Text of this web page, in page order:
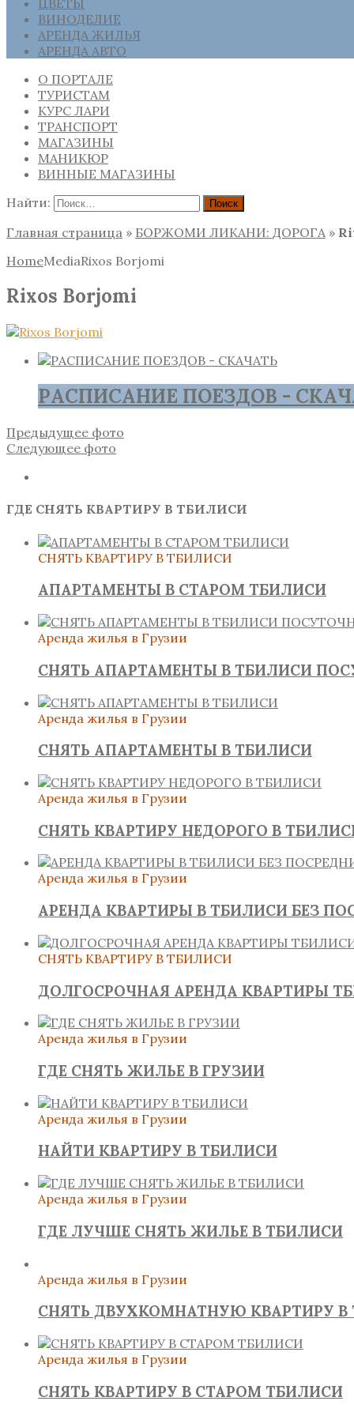
ВИНОДЕЛИЕ
АРЕНДА ЖИЛЬЯ
АРЕНДА АВТО
О ПОРТАЛЕ
ТУРИСТАМ
КУРС ЛАРИ
ТРАНСПОРТ
МАГАЗИНЫ
МАНИКЮР
ВИННЫЕ МАГАЗИНЫ
Найти:
Главная страница » БОРЖОМИ ЛИКАНИ: ДОРОГА »
HomeMediaRixos Borjomi
Rixos Borjomi
РАСПИСАНИЕ ПОЕЗДОВ -
Предыдущее фото
Следующее фото
ГДЕ СНЯТЬ КВАРТИРУ В ТБИЛИСИ
СНЯТЬ КВАРТИРУ В ТБИЛИСИ
АПАРТАМЕНТЫ В СТАРОМ ТБИЛИСИ
Аренда жилья в Грузии
СНЯТЬ АПАРТАМЕНТЫ В ТБИЛИСИ
Аренда жилья в Грузии
СНЯТЬ АПАРТАМЕНТЫ В ТБИЛИСИ
Аренда жилья в Грузии
СНЯТЬ КВАРТИРУ НЕДОРОГО В
Аренда жилья в Грузии
АРЕНДА КВАРТИРЫ В ТБИЛИСИ БЕЗ
СНЯТЬ КВАРТИРУ В ТБИЛИСИ
ДОЛГОСРОЧНАЯ АРЕНДА КВАРТИРЫ
Аренда жилья в Грузии
ГДЕ СНЯТЬ ЖИЛЬЕ В ГРУЗИИ
Аренда жилья в Грузии
НАЙТИ КВАРТИРУ В ТБИЛИСИ
Аренда жилья в Грузии
ГДЕ ЛУЧШЕ СНЯТЬ ЖИЛЬЕ В ТБИЛИСИ
Аренда жилья в Грузии
СНЯТЬ ДВУХКОМНАТНУЮ КВАРТИРУ В
Аренда жилья в Грузии
СНЯТЬ КВАРТИРУ В СТАРОМ ТБИЛИСИ